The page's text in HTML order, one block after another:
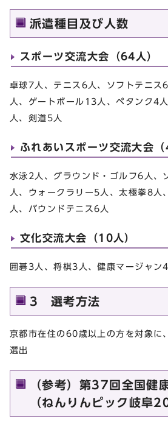
派遣種目及び人数
スポーツ交流大会（64人）
卓球7人、テニス6人、ソフトテニス
人、ゲートボール13人、ペタンク4
人、剣道5人
ふれあいスポーツ交流大会（
水泳2人、グラウンド・ゴルフ6人、
人、ウォークラリー5人、太極拳8人
人、バウンドテニス6人
文化交流大会（10人）
囲碁3人、将棋3人、健康マージャン
3 選考方法
京都市在住の60歳以上の方を対象に
選出
（参考）第37回全国健
（ねんりんピック岐阜